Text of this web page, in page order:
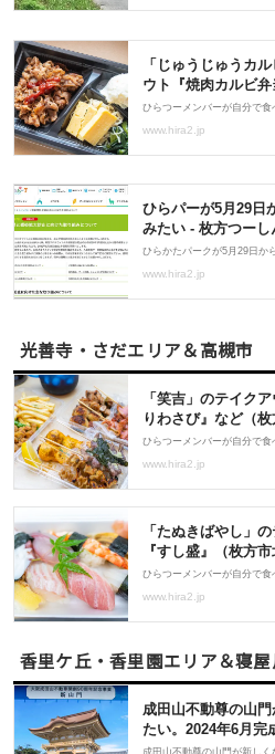
光善寺・さだエリア＆高槻市
香里ケ丘・香里園エリア＆寝屋